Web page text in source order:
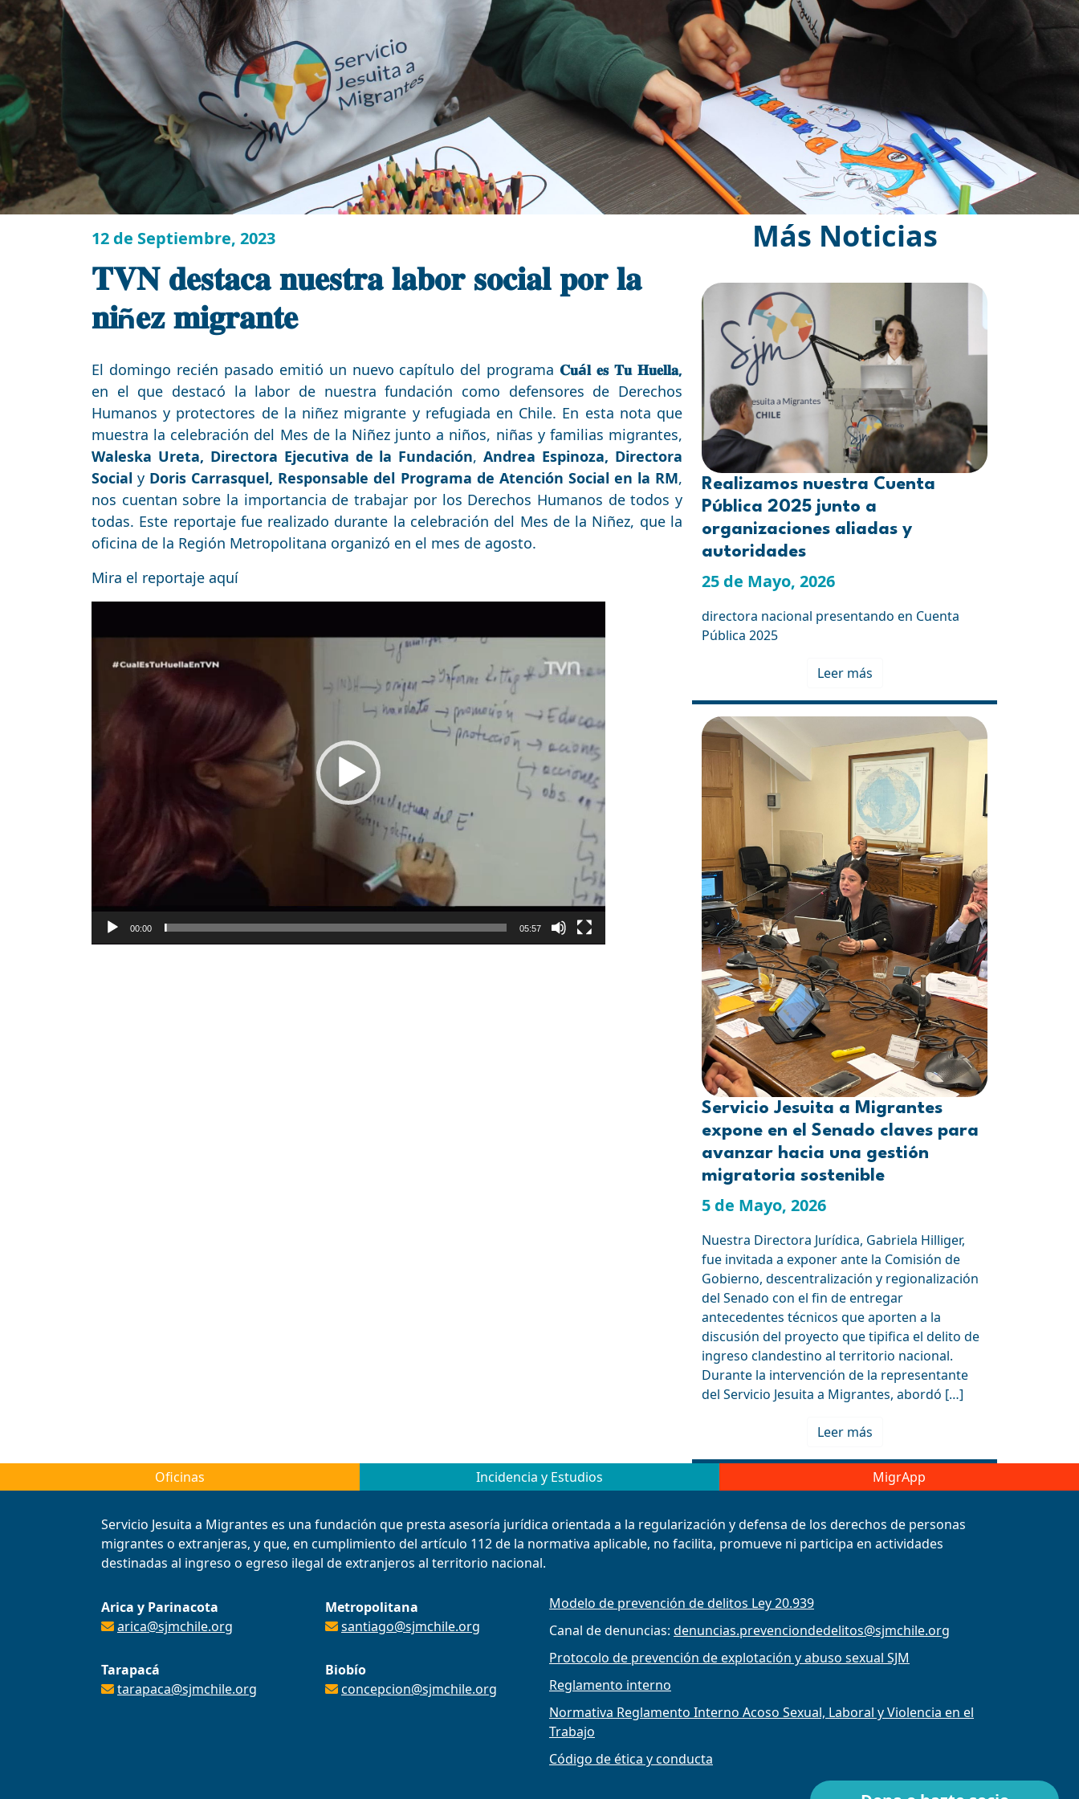
12 de Septiembre, 2023
𝐓𝐕𝐍 𝐝𝐞𝐬𝐭𝐚𝐜𝐚 𝐧𝐮𝐞𝐬𝐭𝐫𝐚 𝐥𝐚𝐛𝐨𝐫 𝐬𝐨𝐜𝐢𝐚𝐥 𝐩𝐨𝐫 𝐥𝐚
𝐧𝐢ñ𝐞𝐳 𝐦𝐢𝐠𝐫𝐚𝐧𝐭𝐞
El domingo recién pasado emitió un nuevo capítulo del programa 𝐂𝐮á𝐥 𝐞𝐬 𝐓𝐮 𝐇𝐮𝐞𝐥𝐥𝐚,
en el que destacó la labor de nuestra fundación como defensores de Derechos
Humanos y protectores de la niñez migrante y refugiada en Chile. En esta nota que
muestra la celebración del Mes de la Niñez junto a niños, niñas y familias migrantes,
Waleska Ureta, Directora Ejecutiva de la Fundación,Andrea Espinoza, Directora
Social y Doris Carrasquel, Responsable del Programa de Atención Social en la RM,
nos cuentan sobre la importancia de trabajar por los Derechos Humanos de todos y
todas. Este reportaje fue realizado durante la celebración del Mes de la Niñez, que la
oficina de la Región Metropolitana organizó en el mes de agosto.
Mira el reportaje aquí
00:00 05:57
Más Noticias
Realizamos nuestra Cuenta
Pública 2025 junto a
organizaciones aliadas y
autoridades
25 de Mayo, 2026
directora nacional presentando en Cuenta
Pública 2025
Leer más
Servicio Jesuita a Migrantes
expone en el Senado claves para
avanzar hacia una gestión
migratoria sostenible
5 de Mayo, 2026
Nuestra Directora Jurídica, Gabriela Hilliger,
fue invitada a exponer ante la Comisión de
Gobierno, descentralización y regionalización
del Senado con el fin de entregar
antecedentes técnicos que aporten a la
discusión del proyecto que tipifica el delito de
ingreso clandestino al territorio nacional.
Durante la intervención de la representante
del Servicio Jesuita a Migrantes, abordó […]
Leer más
Oficinas Incidencia y Estudios MigrApp
Servicio Jesuita a Migrantes es una fundación que presta asesoría jurídica orientada a la regularización y defensa de los derechos de personas
migrantes o extranjeras, y que, en cumplimiento del artículo 112 de la normativa aplicable, no facilita, promueve ni participa en actividades
destinadas al ingreso o egreso ilegal de extranjeros al territorio nacional.
Arica y Parinacota
arica@sjmchile.org
Tarapacá
tarapaca@sjmchile.org
Metropolitana
santiago@sjmchile.org
Biobío
concepcion@sjmchile.org
Modelo de prevención de delitos Ley 20.939
Canal de denuncias: denuncias.prevenciondedelitos@sjmchile.org
Protocolo de prevención de explotación y abuso sexual SJM
Reglamento interno
Normativa Reglamento Interno Acoso Sexual, Laboral y Violencia en el
Trabajo
Código de ética y conducta